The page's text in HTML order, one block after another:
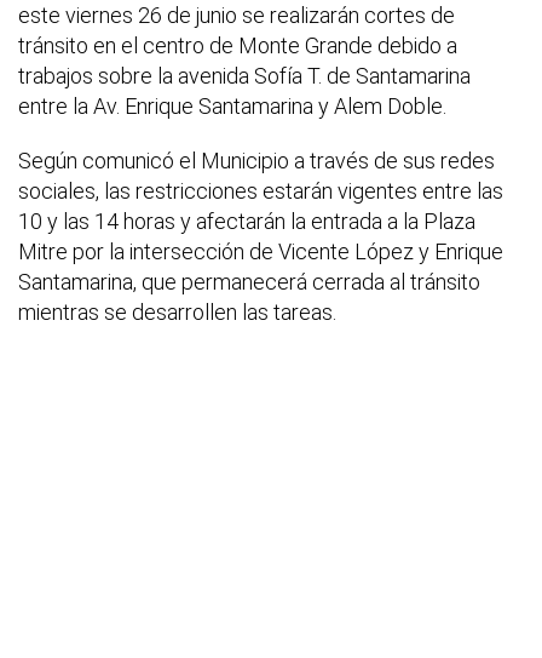
este viernes 26 de junio se realizarán cortes de
tránsito en el centro de Monte Grande debido a
trabajos sobre la avenida Sofía T. de Santamarina
entre la Av. Enrique Santamarina y Alem Doble.
Según comunicó el Municipio a través de sus redes
sociales, las restricciones estarán vigentes entre las
10 y las 14 horas y afectarán la entrada a la Plaza
Mitre por la intersección de Vicente López y Enrique
Santamarina, que permanecerá cerrada al tránsito
mientras se desarrollen las tareas.